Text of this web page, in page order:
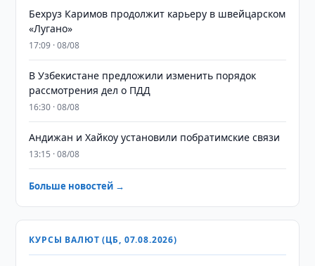
Бехруз Каримов продолжит карьеру в швейцарском
«Лугано»
17:09 · 08/08
В Узбекистане предложили изменить порядок
рассмотрения дел о ПДД
16:30 · 08/08
Андижан и Хайкоу установили побратимские связи
13:15 · 08/08
Больше новостей →
КУРСЫ ВАЛЮТ (ЦБ, 07.08.2026)